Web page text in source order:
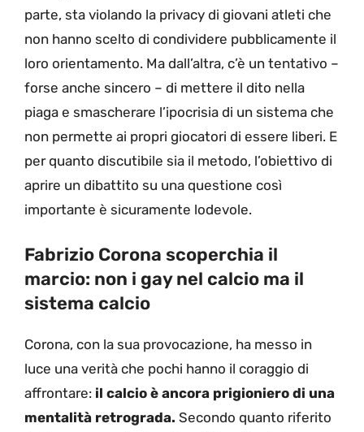
parte, sta violando la privacy di giovani atleti che
non hanno scelto di condividere pubblicamente il
loro orientamento. Ma dall’altra, c’è un tentativo –
forse anche sincero – di mettere il dito nella
piaga e smascherare l’ipocrisia di un sistema che
non permette ai propri giocatori di essere liberi. E
per quanto discutibile sia il metodo, l’obiettivo di
aprire un dibattito su una questione così
importante è sicuramente lodevole.
Fabrizio Corona scoperchia il
marcio: non i gay nel calcio ma il
sistema calcio
Corona, con la sua provocazione, ha messo in
luce una verità che pochi hanno il coraggio di
affrontare: il calcio è ancora prigioniero di una
mentalità retrograda. Secondo quanto riferito